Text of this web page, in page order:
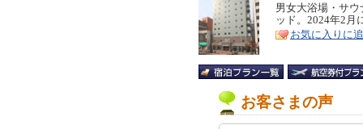
リ
ア
特
徴
男女大浴場・サ
ッド。2024年2月
お気に入りに
お客さまの声